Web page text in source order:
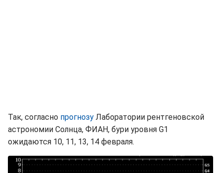
Так, согласно прогнозу Лаборатории рентгеновской
астрономии Солнца, ФИАН, бури уровня G1
ожидаются 10, 11, 13, 14 февраля.